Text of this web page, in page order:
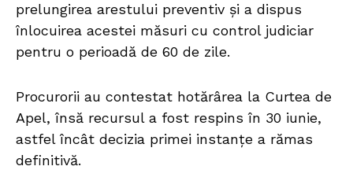
prelungirea arestului preventiv și a dispus
înlocuirea acestei măsuri cu control judiciar
pentru o perioadă de 60 de zile.
Procurorii au contestat hotărârea la Curtea de
Apel, însă recursul a fost respins în 30 iunie,
astfel încât decizia primei instanțe a rămas
definitivă.